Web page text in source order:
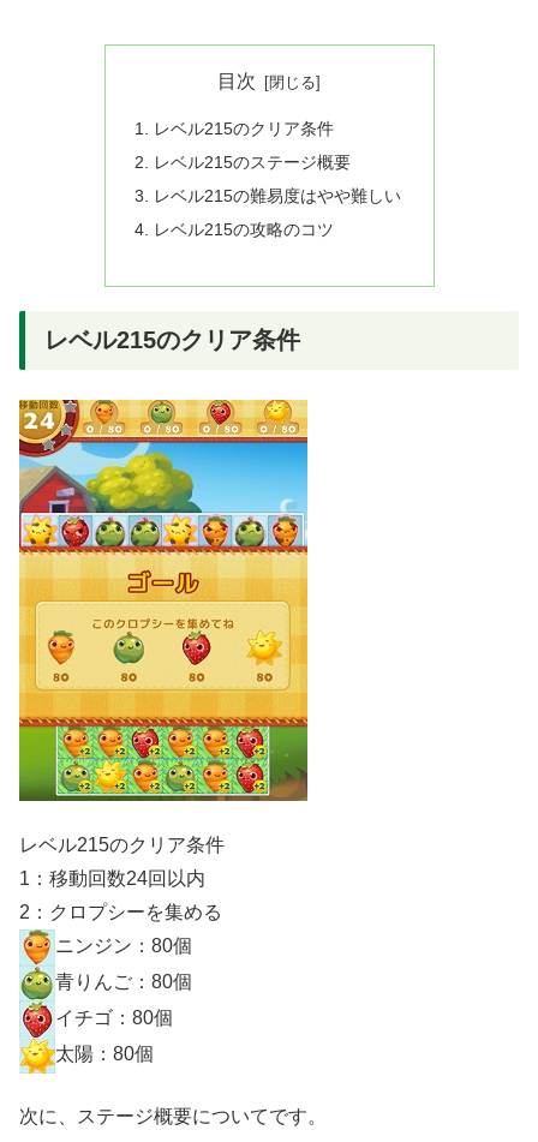
目次
レベル215のクリア条件
レベル215のステージ概要
レベル215の難易度はやや難しい
レベル215の攻略のコツ
レベル215のクリア条件
レベル215のクリア条件
1：移動回数24回以内
2：クロプシーを集める
ニンジン：80個
青りんご：80個
イチゴ：80個
太陽：80個
次に、ステージ概要についてです。